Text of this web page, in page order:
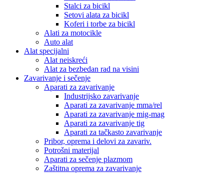
Stalci za bicikl
Setovi alata za bicikl
Koferi i torbe za bicikl
Alati za motocikle
Auto alat
Alat specijalni
Alat neiskreći
Alat za bezbedan rad na visini
Zavarivanje i sečenje
Aparati za zavarivanje
Industrijsko zavarivanje
Aparati za zavarivanje mma/rel
Aparati za zavarivanje mig-mag
Aparati za zavarivanje tig
Aparati za tačkasto zavarivanje
Pribor, oprema i delovi za zavariv.
Potrošni materijal
Aparati za sečenje plazmom
Zaštitna oprema za zavarivanje